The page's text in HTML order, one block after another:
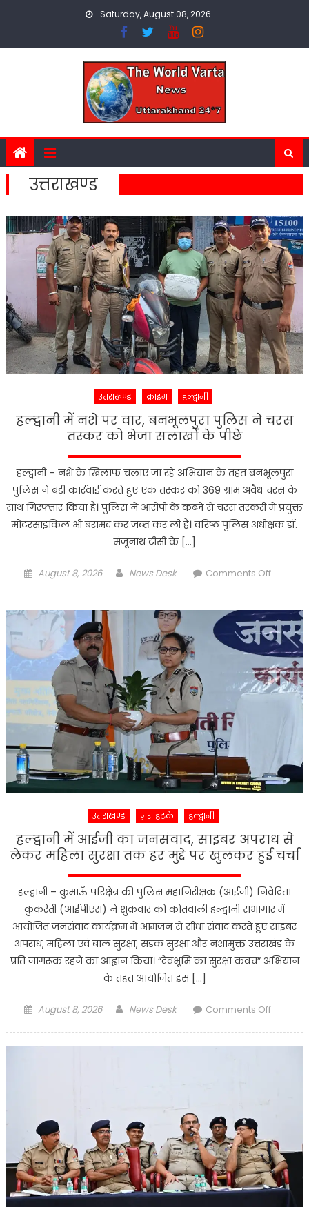
Saturday, August 08, 2026
उत्तराखण्ड
उत्तराखण्ड क्राइम हल्द्वानी
हल्द्वानी में नशे पर वार, बनभूलपुरा पुलिस ने चरस
तस्कर को भेजा सलाखों के पीछे
हल्द्वानी – नशे के खिलाफ चलाए जा रहे अभियान के तहत बनभूलपुरा
पुलिस ने बड़ी कार्रवाई करते हुए एक तस्कर को 369 ग्राम अवैध चरस के
साथ गिरफ्तार किया है। पुलिस ने आरोपी के कब्जे से चरस तस्करी में प्रयुक्त
मोटरसाइकिल भी बरामद कर जब्त कर ली है। वरिष्ठ पुलिस अधीक्षक डॉ.
मंजूनाथ टीसी के […]
Posted
August 8, 2026 Author
News Desk Comments Offon
नशे
पर
वार,
पुलिस
भेजा
सलाखों
के
उत्तराखण्ड ज़रा हटके हल्द्वानी
हल्द्वानी में आईजी का जनसंवाद, साइबर अपराध से
लेकर महिला सुरक्षा तक हर मुद्दे पर खुलकर हुई चर्चा
हल्द्वानी – कुमाऊँ परिक्षेत्र की पुलिस महानिरीक्षक (आईजी) निवेदिता
कुकरेती (आईपीएस) ने शुक्रवार को कोतवाली हल्द्वानी सभागार में
आयोजित जनसंवाद कार्यक्रम में आमजन से सीधा संवाद करते हुए साइबर
अपराध, महिला एवं बाल सुरक्षा, सड़क सुरक्षा और नशामुक्त उत्तराखंड के
प्रति जागरूक रहने का आह्वान किया। “देवभूमि का सुरक्षा कवच” अभियान
के तहत आयोजित इस […]
Posted
August 8, 2026 Author
News Desk Comments Offon
लेकर
महिला
सुरक्षा